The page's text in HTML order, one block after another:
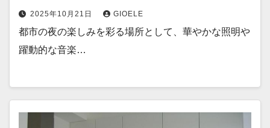
2025年10月21日 GIOELE
都市の夜の楽しみを彩る場所として、華やかな照明や
躍動的な音楽…